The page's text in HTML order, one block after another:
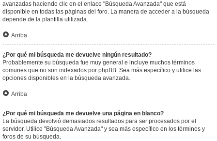
avanzadas haciendo clic en el enlace "Búsqueda Avanzada" que está
disponible en todas las páginas del foro. La manera de acceder a la búsqueda
depende de la plantilla utilizada.
Arriba
¿Por qué mi búsqueda me devuelve ningún resultado?
Probablemente su búsqueda fue muy general e incluye muchos términos
comunes que no son indexados por phpBB. Sea más específico y utilice las
opciones disponibles en la búsqueda avanzada.
Arriba
¿Por qué mi búsqueda me devuelve una página en blanco?
La búsqueda devolvió demasiados resultados para ser procesados por el
servidor. Utilice "Búsqueda Avanzada" y sea más específico en los términos y
foros de su búsqueda.